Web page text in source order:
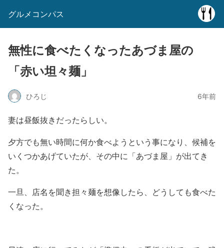
グルメコンパス
無性に食べたくなったあづま屋の
「赤い坦々麺」
ひろじ 6年前
妻は昼飯抜きだったらしい。
夕方でも無い時間に何か食べようという事になり、候補を
いくつかあげていたが、その中に「あづま屋」が出てき
た。
一旦、店名を聞き担々麺を想像したら、どうしても食べた
くなった。